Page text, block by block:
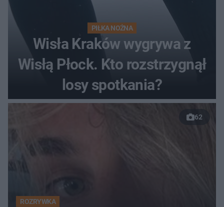
PIŁKA NOŻNA
Wisła Kraków wygrywa z
Wisłą Płock. Kto rozstrzygnął
losy spotkania?
62
ROZRYWKA